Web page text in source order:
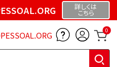
詳しくは
こちら
0